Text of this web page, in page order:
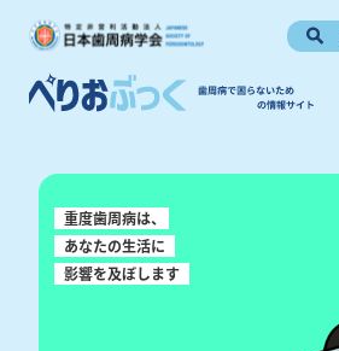
重度歯周病は、
あなたの生活に
影響を及ぼします